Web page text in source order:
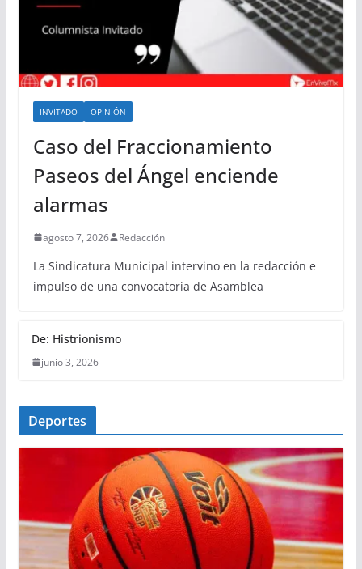
INVITADO OPINIÓN
Caso del Fraccionamiento
Paseos del Ángel enciende
alarmas
agosto 7, 2026 Redacción
La Sindicatura Municipal intervino en la redacción e
impulso de una convocatoria de Asamblea
De: Histrionismo
junio 3, 2026
Deportes